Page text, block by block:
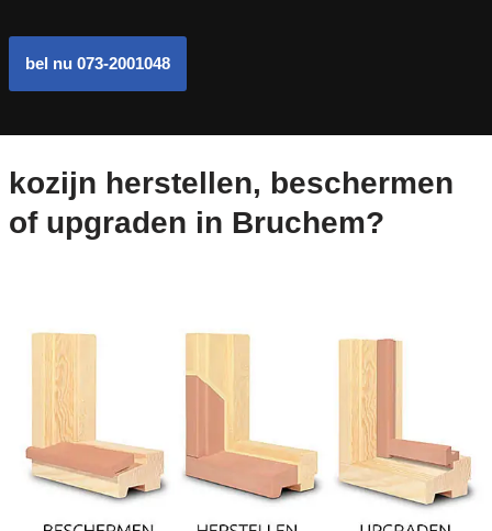
bel nu 073-2001048
kozijn herstellen, beschermen
of upgraden in Bruchem?